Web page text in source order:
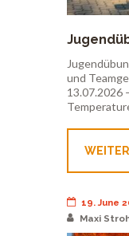
und
13.07.2026
19. June
Maxi